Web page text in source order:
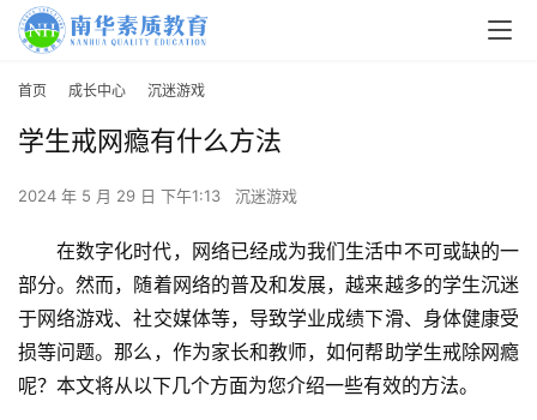
首页 成长中心 沉迷游戏
学生戒网瘾有什么方法
2024 年 5 月 29 日 下午1:13 沉迷游戏
在数字化时代，网络已经成为我们生活中不可或缺的一
部分。然而，随着网络的普及和发展，越来越多的学生沉迷
于网络游戏、社交媒体等，导致学业成绩下滑、身体健康受
损等问题。那么，作为家长和教师，如何帮助学生戒除网瘾
呢？本文将从以下几个方面为您介绍一些有效的方法。